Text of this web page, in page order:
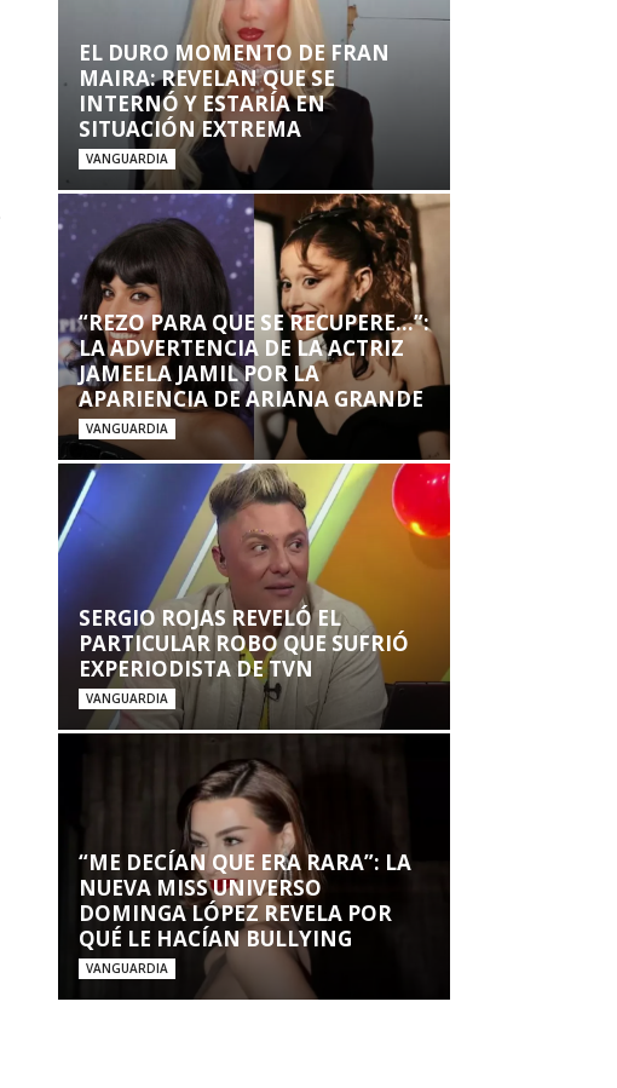
EL DURO MOMENTO DE FRAN
MAIRA: REVELAN QUE SE
INTERNÓ Y ESTARÍA EN
SITUACIÓN EXTREMA
VANGUARDIA
“REZO PARA QUE SE RECUPERE…”:
LA ADVERTENCIA DE LA ACTRIZ
JAMEELA JAMIL POR LA
APARIENCIA DE ARIANA GRANDE
VANGUARDIA
SERGIO ROJAS REVELÓ EL
PARTICULAR ROBO QUE SUFRIÓ
EXPERIODISTA DE TVN
VANGUARDIA
“ME DECÍAN QUE ERA RARA”: LA
NUEVA MISS UNIVERSO
DOMINGA LÓPEZ REVELA POR
QUÉ LE HACÍAN BULLYING
VANGUARDIA